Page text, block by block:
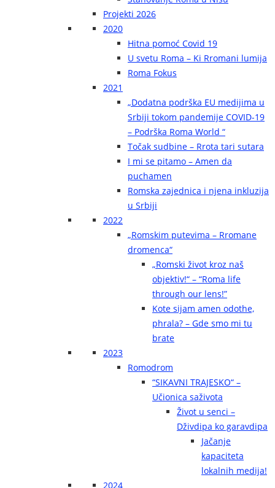
Projekti 2026
2020
Hitna pomoć Covid 19
U svetu Roma – Ki Rromani lumija
Roma Fokus
2021
„Dodatna podrška EU medijima u
Srbiji tokom pandemije COVID-19
– Podrška Roma World “
Točak sudbine – Rrota tari sutara
I mi se pitamo – Amen da
puchamen
Romska zajednica i njena inkluzija
u Srbiji
2022
„Romskim putevima – Rromane
dromenca“
„Romski život kroz naš
objektiv!“ – “Roma life
through our lens!”
Kote sijam amen odothe,
phrala? – Gde smo mi tu
brate
2023
Romodrom
“SIKAVNI TRAJESKO“ –
Učionica saživota
Život u senci –
Dživdipa ko garavdipa
Jačanje
kapaciteta
lokalnih medija!
2024